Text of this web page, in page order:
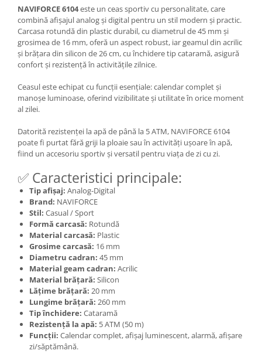
NAVIFORCE 6104este un ceas sportiv cu personalitate, care
combină afișajul analog și digital pentru un stil modern și practic.
Carcasa rotundă din plastic durabil, cu diametrul de 45 mm și
grosimea de 16 mm, oferă un aspect robust, iar geamul din acrilic
și brățara din silicon de 26 cm, cu închidere tip cataramă, asigură
confort și rezistență în activitățile zilnice.
Ceasul este echipat cu funcții esențiale: calendar complet și
manoșe luminoase, oferind vizibilitate și utilitate în orice moment
al zilei.
Datorită rezistenței la apă de până la 5 ATM, NAVIFORCE 6104
poate fi purtat fără griji la ploaie sau în activități ușoare în apă,
fiind un accesoriu sportiv și versatil pentru viața de zi cu zi.
✅ Caracteristici principale:
Tip afișaj: Analog-Digital
Brand: NAVIFORCE
Stil: Casual / Sport
Formă carcasă: Rotundă
Material carcasă: Plastic
Grosime carcasă: 16 mm
Diametru cadran: 45 mm
Material geam cadran: Acrilic
Material brățară: Silicon
Lățime brățară: 20 mm
Lungime brățară: 260 mm
Tip închidere: Cataramă
Rezistență la apă: 5 ATM (50 m)
Funcții: Calendar complet, afișaj luminescent, alarmă, afișare
zi/săptămână.